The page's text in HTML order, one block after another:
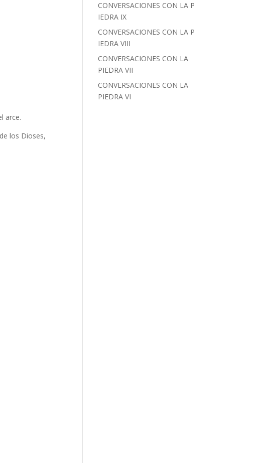
arce.
los Dioses,
CONVERSACIONES CON LA P
IEDRA IX
CONVERSACIONES CON LA P
IEDRA VIII
CONVERSACIONES CON LA
PIEDRA VII
CONVERSACIONES CON LA
PIEDRA VI